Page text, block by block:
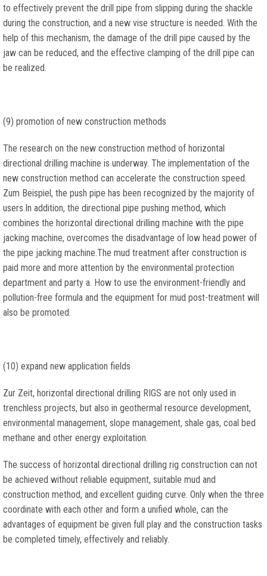
to effectively prevent the drill pipe from slipping during the shackle
during the construction, and a new vise structure is needed. With the
help of this mechanism, the damage of the drill pipe caused by the
jaw can be reduced, and the effective clamping of the drill pipe can
be realized.
(9) promotion of new construction methods
The research on the new construction method of horizontal
directional drilling machine is underway. The implementation of the
new construction method can accelerate the construction speed.
Zum Beispiel, the push pipe has been recognized by the majority of
users.In addition, the directional pipe pushing method, which
combines the horizontal directional drilling machine with the pipe
jacking machine, overcomes the disadvantage of low head power of
the pipe jacking machine.The mud treatment after construction is
paid more and more attention by the environmental protection
department and party a. How to use the environment-friendly and
pollution-free formula and the equipment for mud post-treatment will
also be promoted.
(10) expand new application fields
Zur Zeit, horizontal directional drilling RIGS are not only used in
trenchless projects, but also in geothermal resource development,
environmental management, slope management, shale gas, coal bed
methane and other energy exploitation.
The success of horizontal directional drilling rig construction can not
be achieved without reliable equipment, suitable mud and
construction method, and excellent guiding curve. Only when the three
coordinate with each other and form a unified whole, can the
advantages of equipment be given full play and the construction tasks
be completed timely, effectively and reliably.